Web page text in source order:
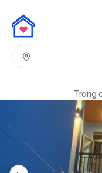
Trang